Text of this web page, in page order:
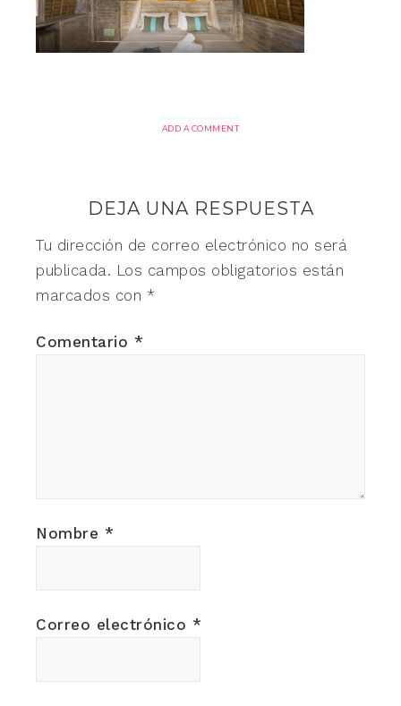
ADD A COMMENT
DEJA UNA RESPUESTA
Tu dirección de correo electrónico no será
publicada. Los campos obligatorios están
marcados con *
Comentario *
Nombre *
Correo electrónico *